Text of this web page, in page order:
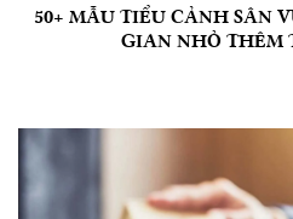
50+ MẪU TIỂU CẢNH SÂN
GIAN NHỎ THÊM